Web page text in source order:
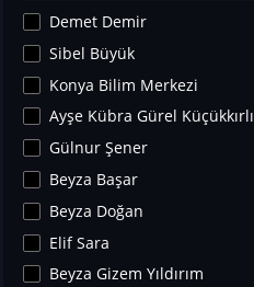
Astronomi ve Uzay
Noroloji
Matematik
Teknoloji
İklim Değişikliği
Arkeoloji
Kültür&Sanat
Yaşam Tavsiyeleri
Merakoloji
Demet Demir
Sibel Büyük
Konya Bilim Merkezi
Ayşe Kübra Gürel Küçükkırlı
Gülnur Şener
Beyza Başar
Beyza Doğan
Elif Sara
Beyza Gizem Yıldırım